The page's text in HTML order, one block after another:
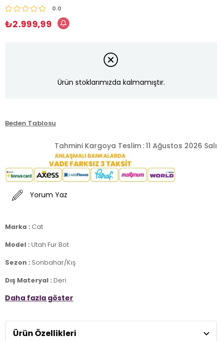
0.0
₺2.999,99
Ürün stoklarımızda kalmamıştır.
Beden Tablosu
Tahmini Kargoya Teslim :11 Ağustos 2026 Salı
Yorum Yaz
Marka : Cat
Model : Utah Fur Bot
Sezon : Sonbahar/Kış
Dış Materyal : Deri
İç Materyal :Deri ve Tekstil
Taban Bilgisi : Kauçuk
Daha fazla göster
Ürün Özellikleri